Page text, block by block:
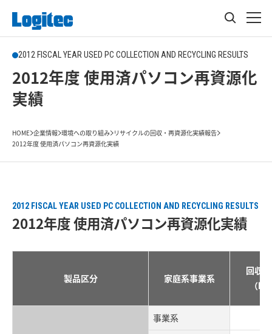
2012 FISCAL YEAR USED PC COLLECTION AND RECYCLING RESULTS
2012年度 使用済パソコン再資源化
実績
HOME 企業情報 環境への取り組み リサイクルの回収・再資源化実績報告
2012年度 使用済パソコン再資源化実績
2012 FISCAL YEAR USED PC COLLECTION AND RECYCLING RESULTS
2012年度 使用済パソコン再資源化実績
製品区分 家庭系事業系
回収
（kg
事業系